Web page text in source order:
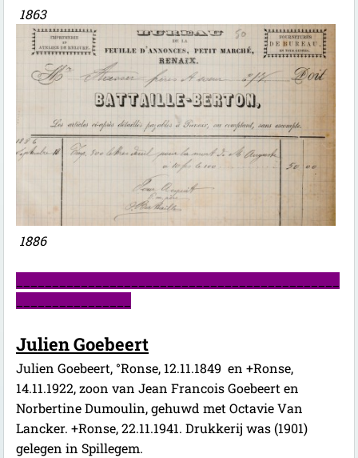
1863
1886
Julien Goebeert
Julien Goebeert, °Ronse, 12.11.1849 en +Ronse,
14.11.1922, zoon van Jean Francois Goebeert en
Norbertine Dumoulin, gehuwd met Octavie Van
Lancker. +Ronse, 22.11.1941. Drukkerij was (1901)
gelegen in Spillegem.